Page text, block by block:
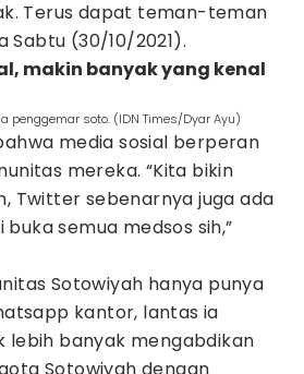
Terus dapat teman-teman
Sabtu (30/10/2021).
makin banyak yang kenal
penggemar soto. (IDN Times/Dyar Ayu)
media sosial berperan
mereka. “Kita bikin
Twitter sebenarnya juga ada
semua medsos sih,”
Sotowiyah hanya punya
kantor, lantas ia
lebih banyak mengabdikan